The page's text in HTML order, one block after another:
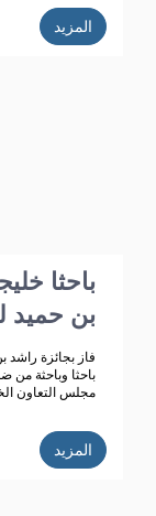
المزيد
بن حميد
مجلس التعاون
المزيد